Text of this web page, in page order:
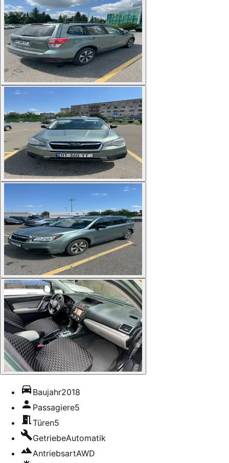
Baujahr2018
Passagiere5
Türen5
GetriebeAutomatik
AntriebsartAWD